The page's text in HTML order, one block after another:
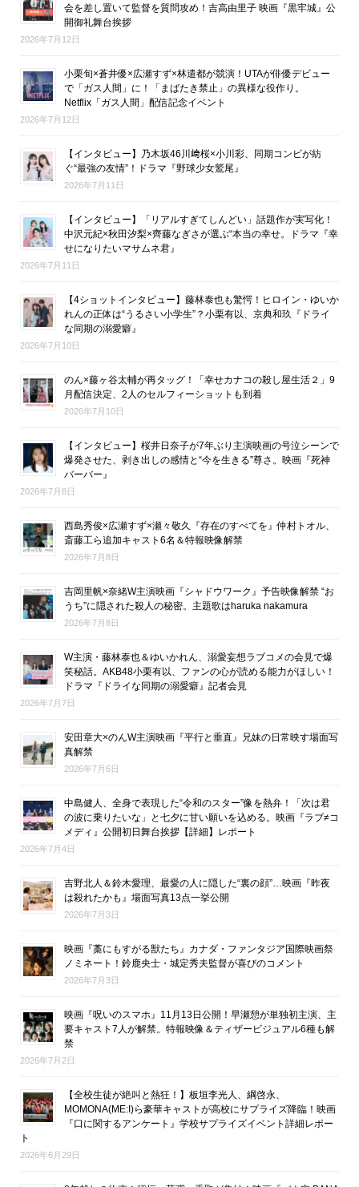
会を差し置いて監督を質問攻め！吉高由里子 映画『黒牢城』公
開御礼舞台挨拶
2026年7月12日
小栗旬×蒼井優×広瀬すず×林遣都が競演！UTAが俳優デビュー
で「ガス人間」に！「まばたき禁止」の異様な役作り。
Netflix「ガス人間」配信記念イベント
2026年7月12日
【インタビュー】乃木坂46川﨑桜×小川彩、同期コンビが紡
ぐ“最強の友情”！ドラマ『野球少女鷲尾』
2026年7月11日
【インタビュー】「リアルすぎてしんどい」話題作が実写化！
中沢元紀×秋田汐梨×齊藤なぎさが選ぶ“本当の幸せ。ドラマ『幸
せになりたいマサムネ君』
2026年7月11日
【4ショットインタビュー】藤林泰也も驚愕！ヒロイン・ゆいか
れんの正体は“うるさい小学生”？小栗有以、京典和玖『ドライ
な同期の溺愛癖』
2026年7月10日
のん×藤ヶ谷太輔が再タッグ！「幸せカナコの殺し屋生活２」9
月配信決定、2人のセルフィーショットも到着
2026年7月10日
【インタビュー】桜井日奈子が7年ぶり主演映画の号泣シーンで
爆発させた、剥き出しの感情と“今を生きる”尊さ。映画『死神
バーバー』
2026年7月8日
西島秀俊×広瀬すず×瀬々敬久『存在のすべてを』仲村トオル、
斎藤工ら追加キャスト6名＆特報映像解禁
2026年7月8日
吉岡里帆×奈緒W主演映画『シャドウワーク』予告映像解禁 “お
うち”に隠された殺人の秘密。主題歌はharuka nakamura
2026年7月8日
W主演・藤林泰也＆ゆいかれん、溺愛妄想ラブコメの会見で爆
笑秘話。AKB48小栗有以、ファンの心が読める能力がほしい！
ドラマ『ドライな同期の溺愛癖』記者会見
2026年7月7日
安田章大×のんW主演映画『平行と垂直』兄妹の日常映す場面写
真解禁
2026年7月6日
中島健人、全身で表現した“令和のスター”像を熱弁！「次は君
の波に乗りたいな」と七夕に甘い願いを込める。映画『ラブ≠コ
メディ』公開初日舞台挨拶【詳細】レポート
2026年7月4日
吉野北人＆鈴木愛理、最愛の人に隠した“裏の顔”…映画『昨夜
は殺れたかも』場面写真13点一挙公開
2026年7月3日
映画『藁にもすがる獣たち』カナダ・ファンタジア国際映画祭
ノミネート！鈴鹿央士・城定秀夫監督が喜びのコメント
2026年7月3日
映画『呪いのスマホ』11月13日公開！早瀬憩が単独初主演、主
要キャスト7人が解禁。特報映像＆ティザービジュアル6種も解
禁
2026年7月2日
【全校生徒が絶叫と熱狂！】板垣李光人、綱啓永、
MOMONA(ME:I)ら豪華キャストが高校にサプライズ降臨！映画
『口に関するアンケート』学校サプライズイベント詳細レポー
ト
2026年6月29日